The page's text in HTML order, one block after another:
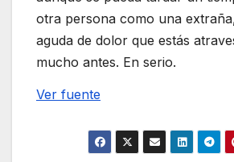
otra persona como una
aguda de dolor que estás
mucho antes. En serio.
Ver fuente